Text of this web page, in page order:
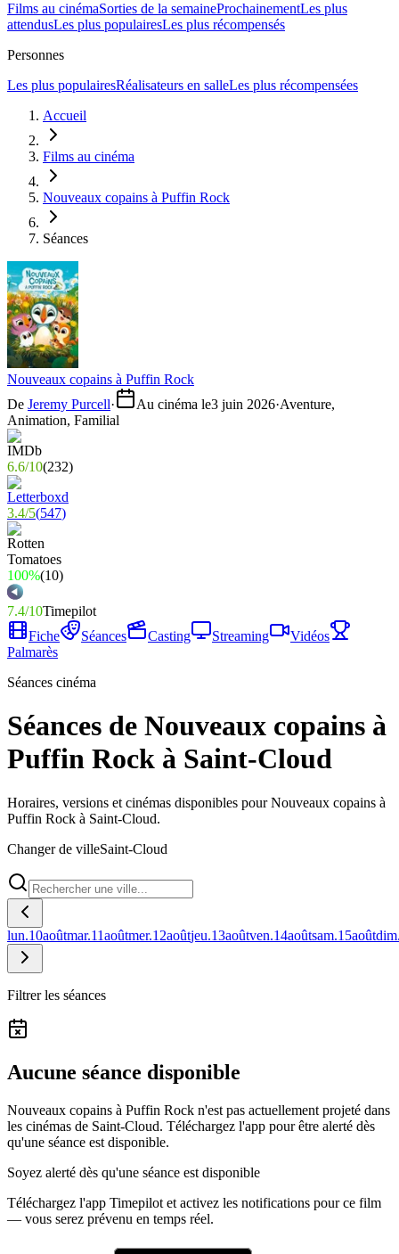
Films au cinémaSorties de la semaineProchainementLes plus
attendusLes plus populairesLes plus récompensés
Personnes
Les plus populairesRéalisateurs en salleLes plus récompensées
Accueil
Films au cinéma
Nouveaux copains à Puffin Rock
Séances
Nouveaux copains à Puffin Rock
De Jeremy Purcell· Au cinéma le3 juin 2026·Aventure,
Animation, Familial
6.6/10(232)
3.4/5(547)
100%(10)
7.4/10Timepilot
Fiche
Séances Casting Streaming
Vidéos
Palmarès
Séances cinéma
Séances de Nouveaux copains à
Puffin Rock à Saint-Cloud
Horaires, versions et cinémas disponibles pour Nouveaux copains à
Puffin Rock à Saint-Cloud.
Changer de villeSaint-Cloud
lun.10aoûtmar.11aoûtmer.12aoûtjeu.13aoûtven.14aoûtsam.15août
Filtrer les séances
Aucune séance disponible
Nouveaux copains à Puffin Rock n'est pas actuellement projeté dans
les cinémas de Saint-Cloud. Téléchargez l'app pour être alerté dès
qu'une séance est disponible.
Soyez alerté dès qu'une séance est disponible
Téléchargez l'app Timepilot et activez les notifications pour ce film
— vous serez prévenu en temps réel.